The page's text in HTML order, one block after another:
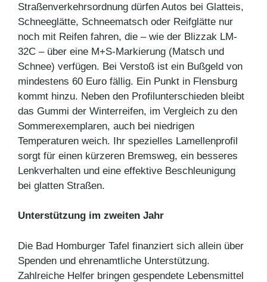
Straßenverkehrsordnung dürfen Autos bei Glatteis,
Schneeglätte, Schneematsch oder Reifglätte nur
noch mit Reifen fahren, die – wie der Blizzak LM-
32C – über eine M+S-Markierung (Matsch und
Schnee) verfügen. Bei Verstoß ist ein Bußgeld von
mindestens 60 Euro fällig. Ein Punkt in Flensburg
kommt hinzu. Neben den Profilunterschieden bleibt
das Gummi der Winterreifen, im Vergleich zu den
Sommerexemplaren, auch bei niedrigen
Temperaturen weich. Ihr spezielles Lamellenprofil
sorgt für einen kürzeren Bremsweg, ein besseres
Lenkverhalten und eine effektive Beschleunigung
bei glatten Straßen.
Unterstützung im zweiten Jahr
Die Bad Homburger Tafel finanziert sich allein über
Spenden und ehrenamtliche Unterstützung.
Zahlreiche Helfer bringen gespendete Lebensmittel